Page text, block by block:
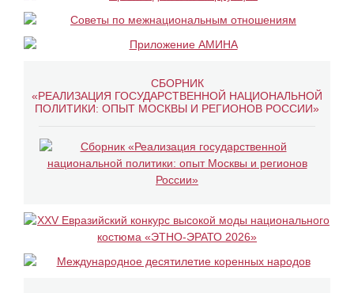
СБОРНИК
«РЕАЛИЗАЦИЯ ГОСУДАРСТВЕННОЙ НАЦИОНАЛЬНОЙ
ПОЛИТИКИ: ОПЫТ МОСКВЫ И РЕГИОНОВ РОССИИ»